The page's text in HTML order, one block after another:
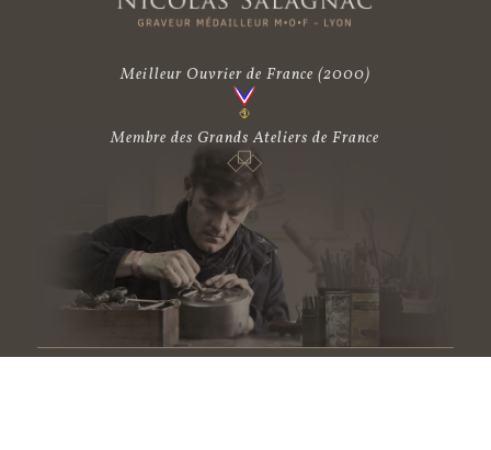
Meilleur Ouvrier de France (2000)
Membre des Grands Ateliers de France